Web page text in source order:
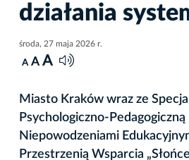
działania
środa, 27 maja 2026 r.
A A A
Miasto Kraków wraz ze
Psychologiczno-
Niepowodzeniami
Przestrzenią Wsparcia